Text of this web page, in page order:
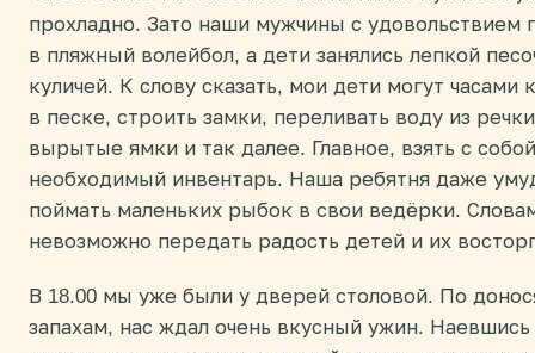
прохладно. Зато наши мужчины с удовольствием
в пляжный волейбол, а дети занялись лепкой
куличей. К слову сказать, мои дети могут часами
в песке, строить замки, переливать воду из
вырытые ямки и так далее. Главное, взять с
необходимый инвентарь. Наша ребятня даже
поймать маленьких рыбок в свои ведёрки.
невозможно передать радость детей и их
В 18.00 мы уже были у дверей столовой. По
запахам, нас ждал очень вкусный ужин.